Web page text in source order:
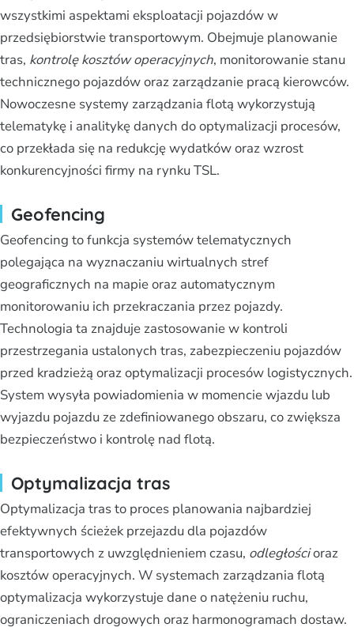
wszystkimi aspektami eksploatacji pojazdów w
przedsiębiorstwie transportowym. Obejmuje planowanie
tras, kontrolę kosztów operacyjnych, monitorowanie stanu
technicznego pojazdów oraz zarządzanie pracą kierowców.
Nowoczesne systemy zarządzania flotą wykorzystują
telematykę i analitykę danych do optymalizacji procesów,
co przekłada się na redukcję wydatków oraz wzrost
konkurencyjności firmy na rynku TSL.
Geofencing
Geofencing to funkcja systemów telematycznych
polegająca na wyznaczaniu wirtualnych stref
geograficznych na mapie oraz automatycznym
monitorowaniu ich przekraczania przez pojazdy.
Technologia ta znajduje zastosowanie w kontroli
przestrzegania ustalonych tras, zabezpieczeniu pojazdów
przed kradzieżą oraz optymalizacji procesów logistycznych.
System wysyła powiadomienia w momencie wjazdu lub
wyjazdu pojazdu ze zdefiniowanego obszaru, co zwiększa
bezpieczeństwo i kontrolę nad flotą.
Optymalizacja tras
Optymalizacja tras to proces planowania najbardziej
efektywnych ścieżek przejazdu dla pojazdów
transportowych z uwzględnieniem czasu, odległościoraz
kosztów operacyjnych. W systemach zarządzania flotą
optymalizacja wykorzystuje dane o natężeniu ruchu,
ograniczeniach drogowych oraz harmonogramach dostaw.